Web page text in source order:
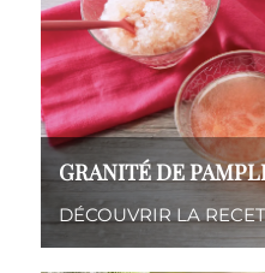
GRANITÉ DE
DÉCOUVRIR LA